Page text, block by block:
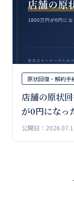
原状回復・解約手
店舗の原状
が0円になっ
公開日：